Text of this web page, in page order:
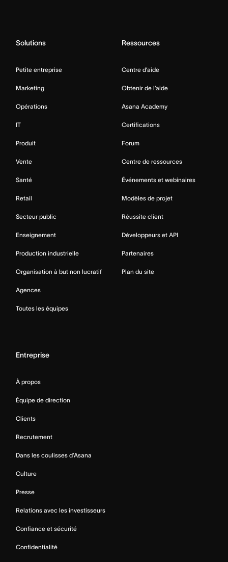
Solutions
Petite entreprise
Marketing
Opérations
IT
Produit
Vente
Santé
Retail
Secteur public
Enseignement
Production industrielle
Organisation à but non lucratif
Agences
Toutes les équipes
Ressources
Centre d’aide
Obtenir de l’aide
Asana Academy
Certifications
Forum
Centre de ressources
Événements et webinaires
Modèles de projet
Réussite client
Développeurs et API
Partenaires
Plan du site
Entreprise
À propos
Équipe de direction
Clients
Recrutement
Dans les coulisses d’Asana
Culture
Presse
Relations avec les investisseurs
Confiance et sécurité
Confidentialité